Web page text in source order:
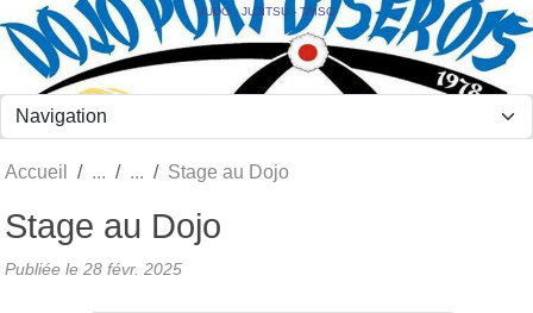
JUDO - JUJITSU - TAÏSO
Accueil Stage au Dojo
Stage au Dojo
Publiée le 28 févr. 2025
Panneau de gestion des cookies